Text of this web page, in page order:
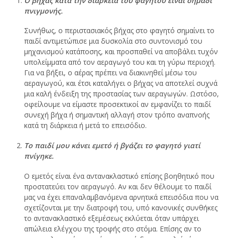
πνιγμονής.
Συνήθως, ο περιστασιακός βήχας στο φαγητό σημαίνει το
παιδί αντιμετώπισε μια δυσκολία στο συντονισμό του
μηχανισμού κατάποσης, και προσπαθεί να αποβάλει τυχόν
υπολείμματα από τον αεραγωγό του και τη γύρω περιοχή.
Για να βήξει, ο αέρας πρέπει να διακινηθεί μέσω του
αεραγωγού, και έτσι καταλήγει ο βήχας να αποτελεί συχνά
μια καλή ένδειξη της προστασίας των αεραγωγών. Ωστόσο,
οφείλουμε να είμαστε προσεκτικοί αν εμφανίζει το παιδί
συνεχή βήχα ή σημαντική αλλαγή στον τρόπο αναπνοής
κατά τη διάρκεια ή μετά το επεισόδιο.
Το παιδί μου κάνει εμετό ή βγάζει το φαγητό γιατί
πνίγηκε.
Ο εμετός είναι ένα αντανακλαστικό επίσης βοηθητικό που
προστατεύει τον αεραγωγό. Αν και δεν θέλουμε το παιδί
μας να έχει επαναλαμβανόμενα αρνητικά επεισόδια που να
σχετίζονται με την διατροφή του, υπό κανονικές συνθήκες
το αντανακλαστικό εξεμέσεως εκλύεται όταν υπάρχει
απώλεια ελέγχου της τροφής στο στόμα. Επίσης αν το